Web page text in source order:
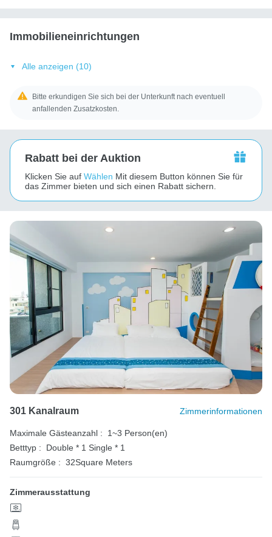
Immobilieneinrichtungen
Alle anzeigen (10)
Bitte erkundigen Sie sich bei der Unterkunft nach eventuell
anfallenden Zusatzkosten.
Rabatt bei der Auktion
Klicken Sie auf Wählen Mit diesem Button können Sie für
das Zimmer bieten und sich einen Rabatt sichern.
301 Kanalraum Zimmerinformationen
Maximale Gästeanzahl :
1~3 Person(en)
Betttyp :
Double * 1 Single * 1
Raumgröße : 32Square Meters
Zimmerausstattung